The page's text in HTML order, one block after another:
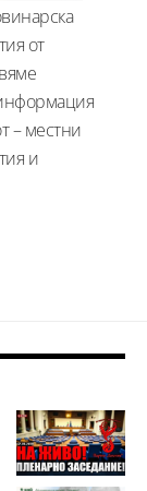
от
– местни
и